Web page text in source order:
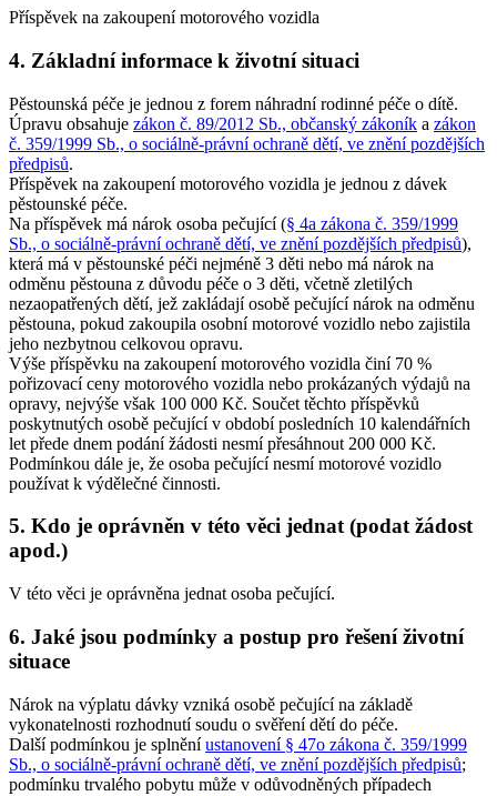
Příspěvek na zakoupení motorového vozidla
4. Základní informace k životní situaci
Pěstounská péče je jednou z forem náhradní rodinné péče o dítě.
Úpravu obsahuje zákon č. 89/2012 Sb., občanský zákoník a zákon
č. 359/1999 Sb., o sociálně-právní ochraně dětí, ve znění pozdějších
předpisů.
Příspěvek na zakoupení motorového vozidla je jednou z dávek
pěstounské péče.
Na příspěvek má nárok osoba pečující (§ 4a zákona č. 359/1999
Sb., o sociálně-právní ochraně dětí, ve znění pozdějších předpisů),
která má v pěstounské péči nejméně 3 děti nebo má nárok na
odměnu pěstouna z důvodu péče o 3 děti, včetně zletilých
nezaopatřených dětí, jež zakládají osobě pečující nárok na odměnu
pěstouna, pokud zakoupila osobní motorové vozidlo nebo zajistila
jeho nezbytnou celkovou opravu.
Výše příspěvku na zakoupení motorového vozidla činí 70 %
pořizovací ceny motorového vozidla nebo prokázaných výdajů na
opravy, nejvýše však 100 000 Kč. Součet těchto příspěvků
poskytnutých osobě pečující v období posledních 10 kalendářních
let přede dnem podání žádosti nesmí přesáhnout 200 000 Kč.
Podmínkou dále je, že osoba pečující nesmí motorové vozidlo
používat k výdělečné činnosti.
5. Kdo je oprávněn v této věci jednat (podat žádost
apod.)
V této věci je oprávněna jednat osoba pečující.
6. Jaké jsou podmínky a postup pro řešení životní
situace
Nárok na výplatu dávky vzniká osobě pečující na základě
vykonatelnosti rozhodnutí soudu o svěření dětí do péče.
Další podmínkou je splněníustanovení § 47o zákona č. 359/1999
Sb., o sociálně-právní ochraně dětí, ve znění pozdějších předpisů;
podmínku trvalého pobytu může v odůvodněných případech